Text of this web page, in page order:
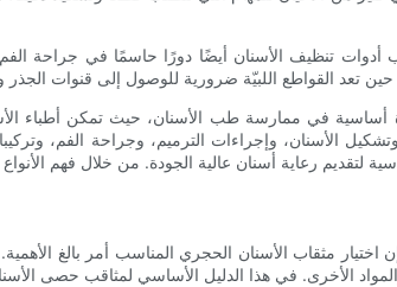
أدوات تنظيف الأسنان أيضًا دورًا حاسمًا في جراحة
أساسية في ممارسة طب الأسنان، حيث تمكن أطباء
الأسنان، وإجراءات الترميم، وجراحة الفم،
اختيار مثقاب الأسنان الحجري المناسب أمر بالغ